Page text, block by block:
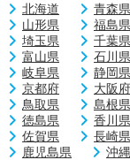
北海道 青森県
山形県
福島県
埼玉県
千葉県
富山県
石川県
岐阜県
静岡県
京都府
大阪府
鳥取県
島根県
徳島県
香川県
佐賀県
長崎県
鹿児島県
沖